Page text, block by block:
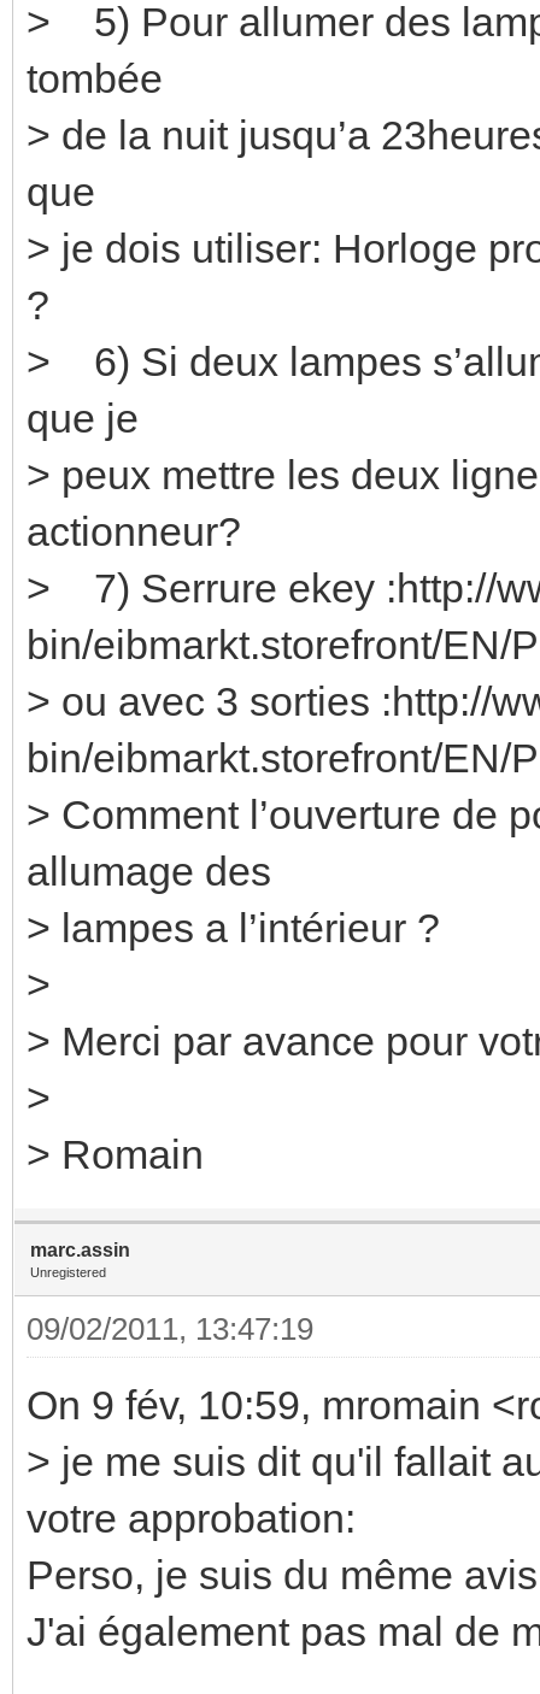
> 5) Pour allumer des
tombée
> de la nuit jusqu’a
que
> je dois utiliser: Horloge
?
> 6) Si deux lampes
que je
> peux mettre les deux
actionneur?
> 7) Serrure ekey :http://
bin/eibmarkt.storefront/EN/
> ou avec 3 sorties :http://
bin/eibmarkt.storefront/EN/
> Comment l’ouverture de
allumage des
> lampes a l’intérieur ?
>
> Merci par avance pour
>
> Romain
marc.assin
Unregistered
09/02/2011, 13:47:19
On 9 fév, 10:59, mromain
> je me suis dit qu'il fallait
votre approbation:
Perso, je suis du même
J'ai également pas mal de